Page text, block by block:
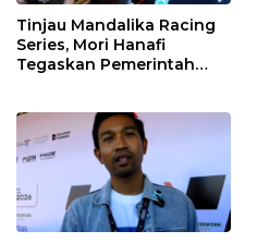
Tinjau Mandalika Racing
Series, Mori Hanafi
Tegaskan Pemerintah